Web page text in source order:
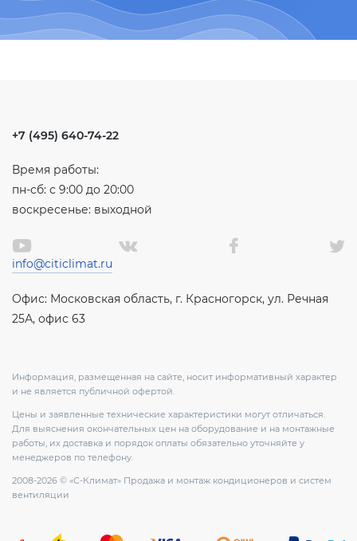
+7 (495) 640-74-22
Время работы:
пн-сб: с 9:00 до 20:00
воскресенье: выходной
info@citiclimat.ru
Офис: Московская область, г. Красногорск, ул. Речная
25А, офис 63
Информация, размещенная на сайте, носит информативный характер
и не является публичной офертой.
Цены и заявленные технические характеристики могут отличаться.
Для выяснения окончательных цен на оборудование и на монтажные
работы, их доставка и порядок оплаты обязательно уточняйте у
менеджеров по телефону.
2008-2026 © «С-Климат» Продажа и монтаж кондиционеров и систем
вентиляции